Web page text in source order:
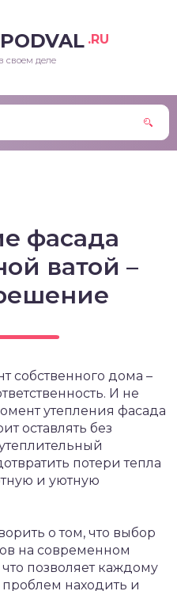
.RU
своем деле
фасада
ватой –
собственного дома –
И не
утепления фасада
оставлять без
потери тепла
и уютную
о том, что выбор
на современном
позволяет каждому
находить и